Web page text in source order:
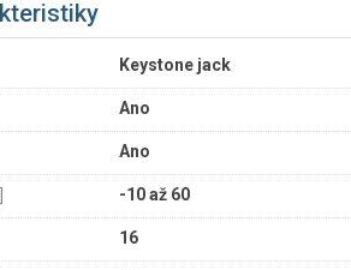
Keystone jack
Ano
Ano
-10 až 60
16